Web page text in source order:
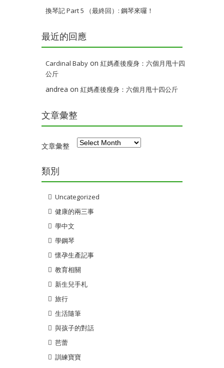
換琴記 Part 5 （最終回）: 鋼琴來囉！
最近的回應
Cardinal Baby on 紅媽產後瘦身：六個月甩十四
公斤
andrea on 紅媽產後瘦身：六個月甩十四公斤
文章彙整
文章彙整
類別
Uncategorized
健康的兩三事
學中文
學鋼琴
懷孕生產記事
教育相關
新生兒手札
旅行
生活隨筆
與孩子的對話
芭蕾
訓練寶寶